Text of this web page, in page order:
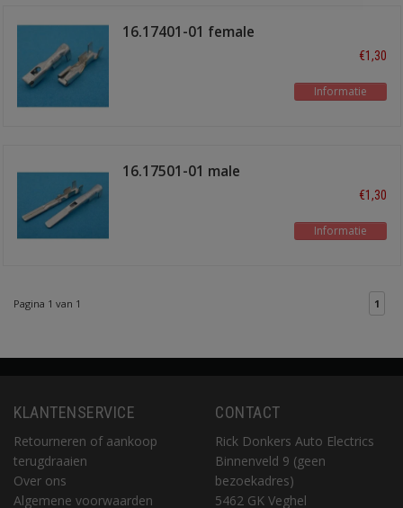
16.17401-01 female
€1,30
Informatie
16.17501-01 male
€1,30
Informatie
Pagina 1 van 1 1
KLANTENSERVICE
Retourneren of aankoop
terugdraaien
Over ons
Algemene voorwaarden
CONTACT
Rick Donkers Auto Electrics
Binnenveld 9 (geen
bezoekadres)
5462 GK Veghel